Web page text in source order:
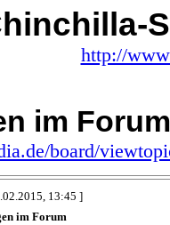
http://
im Forum
board/
13:45 ]
im Forum